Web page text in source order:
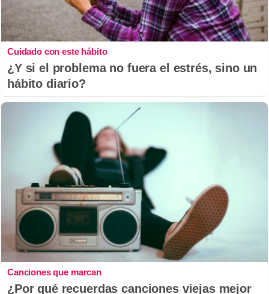
Cuidado con este hábito
¿Y si el problema no fuera el estrés, sino un
hábito diario?
Canciones que marcan
¿Por qué recuerdas canciones viejas mejor